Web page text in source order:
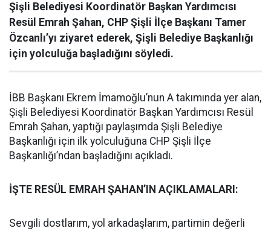
Şişli Belediyesi Koordinatör Başkan Yardımcısı
Resül Emrah Şahan, CHP Şişli İlçe Başkanı Tamer
Özcanlı’yı ziyaret ederek, Şişli Belediye Başkanlığı
için yolculuğa başladığını söyledi.
İBB Başkanı Ekrem İmamoğlu’nun A takımında yer alan,
Şişli Belediyesi Koordinatör Başkan Yardımcısı Resül
Emrah Şahan, yaptığı paylaşımda Şişli Belediye
Başkanlığı için ilk yolculuğuna CHP Şişli İlçe
Başkanlığı’ndan başladığını açıkladı.
İŞTE RESÜL EMRAH ŞAHAN’IN AÇIKLAMALARI:
Sevgili dostlarım, yol arkadaşlarım, partimin değerli